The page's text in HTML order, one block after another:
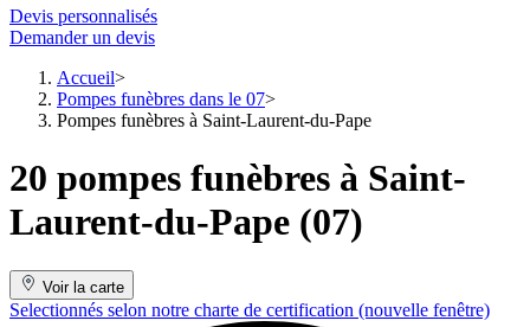
Devis personnalisés
Demander un devis
Accueil
Pompes funèbres dans le 07
Pompes funèbres à Saint-Laurent-du-Pape
20 pompes funèbres à Saint-
Laurent-du-Pape (07)
Voir la carte
Selectionnés selon notre charte de certification (nouvelle fenêtre)